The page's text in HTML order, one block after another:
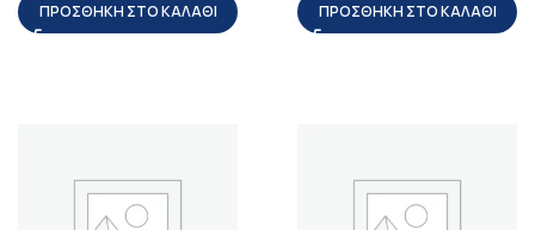
ΠΡΟΣΘΉΚΗ ΣΤΟ ΚΑΛΆΘΙ ΠΡΟΣΘΉΚΗ ΣΤΟ ΚΑΛΆΘΙ